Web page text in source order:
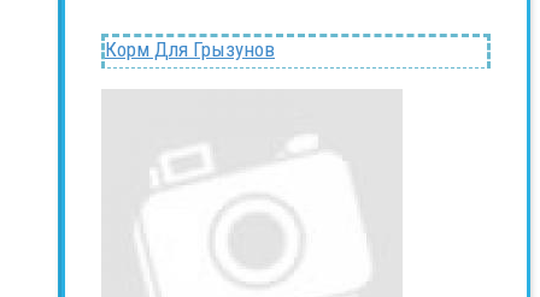
Корм Для Грызунов